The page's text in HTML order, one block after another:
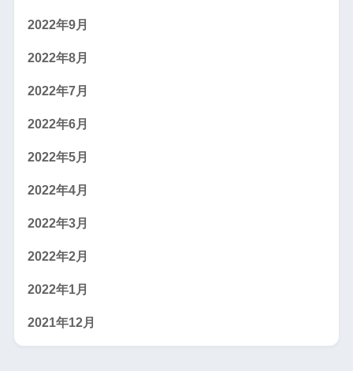
2022年9月
2022年8月
2022年7月
2022年6月
2022年5月
2022年4月
2022年3月
2022年2月
2022年1月
2021年12月